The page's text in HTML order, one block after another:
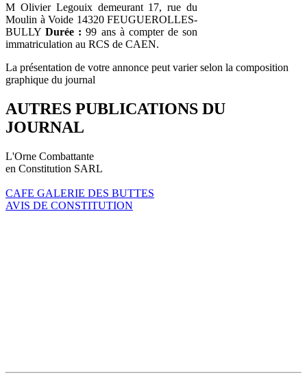
M Olivier Legouix demeurant 17, rue du
Moulin à Voide 14320 FEUGUEROLLES-
BULLYDurée : 99 ans à compter de son
immatriculation au RCS de CAEN.
La présentation de votre annonce peut varier selon la composition
graphique du journal
AUTRES PUBLICATIONS DU
JOURNAL
L'Orne Combattante
en Constitution SARL
CAFE GALERIE DES BUTTES
AVIS DE CONSTITUTION